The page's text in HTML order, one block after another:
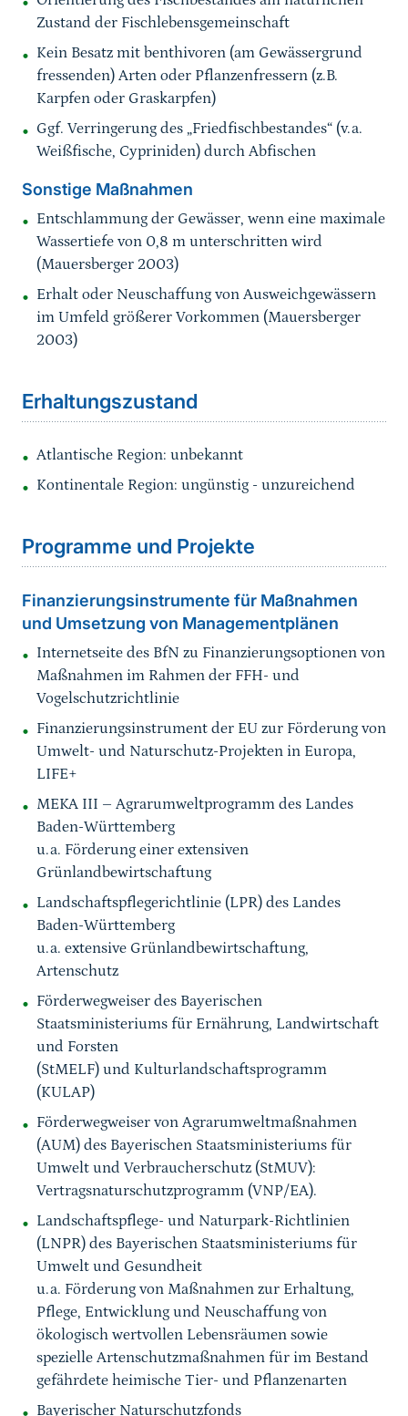
Zustand der Fischlebensgemeinschaft
Kein Besatz mit benthivoren (am Gewässergrund
fressenden) Arten oder Pflanzenfressern (z.B.
Karpfen oder Graskarpfen)
Ggf. Verringerung des „Friedfischbestandes“ (v.a.
Weißfische, Cypriniden) durch Abfischen
Sonstige Maßnahmen
Entschlammung der Gewässer, wenn eine maximale
Wassertiefe von 0,8 m unterschritten wird
(Mauersberger 2003)
Erhalt oder Neuschaffung von Ausweichgewässern
im Umfeld größerer Vorkommen (Mauersberger
2003)
Sprungmarke
Erhaltungszustand
Atlantische Region: unbekannt
Kontinentale Region: ungünstig - unzureichend
Sprungmarke
Programme und Projekte
Finanzierungsinstrumente für Maßnahmen
und Umsetzung von Managementplänen
Internetseite des BfN zu Finanzierungsoptionen von
Maßnahmen im Rahmen der FFH- und
Vogelschutzrichtlinie
Finanzierungsinstrument der EU zur Förderung von
Umwelt- und Naturschutz-Projekten in Europa,
LIFE+
MEKA III – Agrarumweltprogramm des Landes
Baden-Württemberg
u.a. Förderung einer extensiven
Grünlandbewirtschaftung
Landschaftspflegerichtlinie (LPR) des Landes
Baden-Württemberg
u.a. extensive Grünlandbewirtschaftung,
Artenschutz
Förderwegweiser des Bayerischen
Staatsministeriums für Ernährung, Landwirtschaft
und Forsten
(StMELF) und Kulturlandschaftsprogramm
(KULAP)
Förderwegweiser von Agrarumweltmaßnahmen
(AUM) des Bayerischen Staatsministeriums für
Umwelt und Verbraucherschutz (StMUV):
Vertragsnaturschutzprogramm (VNP/EA).
Landschaftspflege- und Naturpark-Richtlinien
(LNPR) des Bayerischen Staatsministeriums für
Umwelt und Gesundheit
u.a. Förderung von Maßnahmen zur Erhaltung,
Pflege, Entwicklung und Neuschaffung von
ökologisch wertvollen Lebensräumen sowie
spezielle Artenschutzmaßnahmen für im Bestand
gefährdete heimische Tier- und Pflanzenarten
Bayerischer Naturschutzfonds